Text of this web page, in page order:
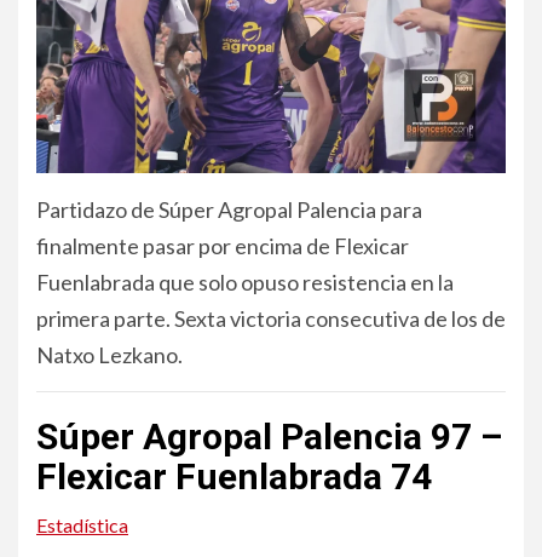
Partidazo de Súper Agropal Palencia para
finalmente pasar por encima de Flexicar
Fuenlabrada que solo opuso resistencia en la
primera parte. Sexta victoria consecutiva de los de
Natxo Lezkano.
Súper Agropal Palencia 97 –
Flexicar Fuenlabrada 74
Estadística